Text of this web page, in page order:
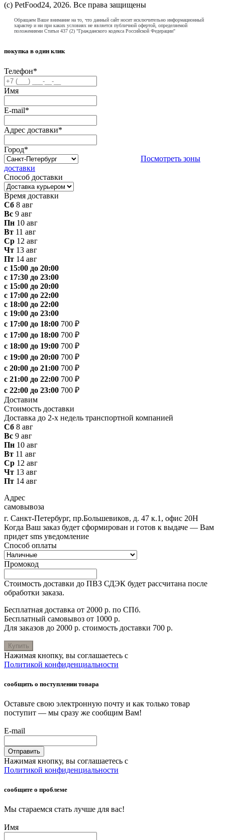
(с) PetFood24, 2026. Все права защищены
Обращаем Ваше внимание на то, что данный сайт носит исключительно информационный
характер и ни при каких условиях не является публичной офертой, определяемой
положениями Статьи 437 (2) "Гражданского кодекса Российской Федерации"
покупка в один клик
Телефон*
Имя
E-mail*
Адрес доставки*
Город*
Посмотреть зоны
доставки
Способ доставки
Время доставки
Сб 8 авг
Вс 9 авг
Пн 10 авг
Вт 11 авг
Ср 12 авг
Чт 13 авг
Пт 14 авг
с 15:00 до 20:00
с 17:30 до 23:00
с 15:00 до 20:00
с 17:00 до 22:00
с 18:00 до 22:00
с 19:00 до 23:00
с 17:00 до 18:00 700 ₽
с 17:00 до 18:00 700 ₽
с 18:00 до 19:00 700 ₽
с 19:00 до 20:00 700 ₽
с 20:00 до 21:00 700 ₽
с 21:00 до 22:00 700 ₽
с 22:00 до 23:00 700 ₽
Доставим
Стоимость доставки
Доставка до 2-х недель транспортной компанией
Сб 8 авг
Вс 9 авг
Пн 10 авг
Вт 11 авг
Ср 12 авг
Чт 13 авг
Пт 14 авг
Адрес
самовывоза
г. Санкт-Петербург, пр.Большевиков, д. 47 к.1, офис 20Н
Когда Ваш заказ будет сформирован и готов к выдаче — Вам
придет sms уведомление
Способ оплаты
Промокод
Стоимость доставки до ПВЗ СДЭК будет рассчитана после
обработки заказа.
Бесплатная доставка от 2000 р. по СПб.
Бесплатный самовывоз от 1000 р.
Для заказов до 2000 р. стоимость доставки 700 р.
Купить
Нажимая кнопку, вы соглашаетесь с
Политикой конфиденциальности
сообщить о поступлении товара
Оставьте свою электронную почту и как только товар
поступит — мы сразу же сообщим Вам!
E-mail
Отправить
Нажимая кнопку, вы соглашаетесь с
Политикой конфиденциальности
сообщите о проблеме
Мы стараемся стать лучше для вас!
Имя